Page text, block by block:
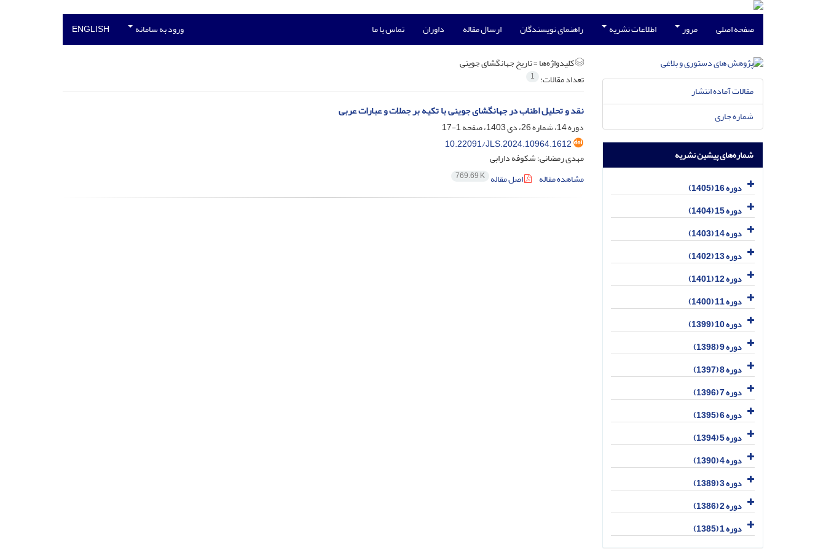
صفحه اصلی مرور اطلاعات نشریه راهنمای نویسندگان ارسال مقاله داوران تماس با ما ورود به سامانه ENGLISH
کلیدواژه‌ها =تاریخ جهانگشای جوینی
تعداد مقالات: 1
نقد و تحلیل اطناب در جهانگشای جوینی با تکیه بر جملات و عبارات عربی
دوره 14، شماره 26، دی 1403، صفحه
1-17
10.22091/JLS.2024.10964.1612
مهدی رمضانی؛ شکوفه دارابی
مشاهده مقاله
اصل مقاله 769.69 K
مقالات آماده انتشار
شماره جاری
شماره‌های پیشین نشریه
دوره 16 (1405)
دوره 15 (1404)
دوره 14 (1403)
دوره 13 (1402)
دوره 12 (1401)
دوره 11 (1400)
دوره 10 (1399)
دوره 9 (1398)
دوره 8 (1397)
دوره 7 (1396)
دوره 6 (1395)
دوره 5 (1394)
دوره 4 (1390)
دوره 3 (1389)
دوره 2 (1386)
دوره 1 (1385)